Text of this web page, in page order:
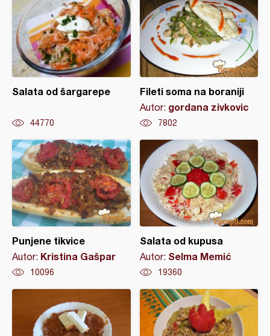
Salata od šargarepe
44770
Fileti soma na boraniji
Autor: gordana zivkovic
7802
Punjene tikvice
Autor: Kristina Gašpar
10096
Salata od kupusa
Autor: Selma Memić
19360